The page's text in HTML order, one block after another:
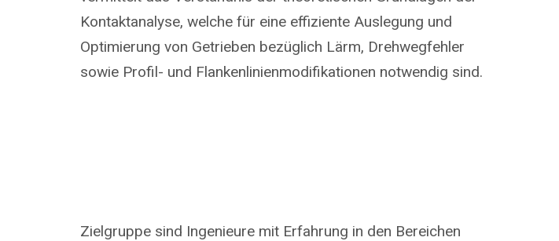
Kontaktanalyse, welche für eine effiziente Auslegung und
Optimierung von Getrieben bezüglich Lärm, Drehwegfehler
sowie Profil- und Flankenlinienmodifikationen notwendig sind.
Zielgruppe sind Ingenieure mit Erfahrung in den Bereichen